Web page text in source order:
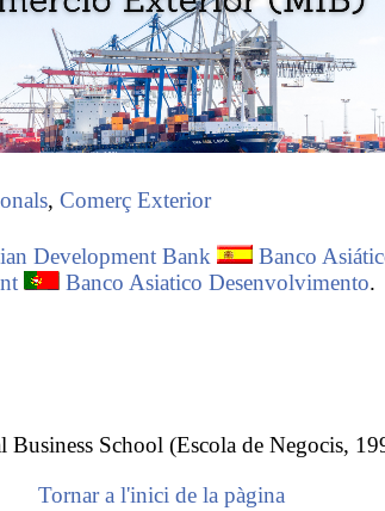
, Comerç Exterior
Development Bank
Banco
Banco Asiatico Desenvolvimento.
de la pobresa a l'Àsia i el Pacífic
School (Escola de Negocis,
Tornar a l'inici de la pàgina